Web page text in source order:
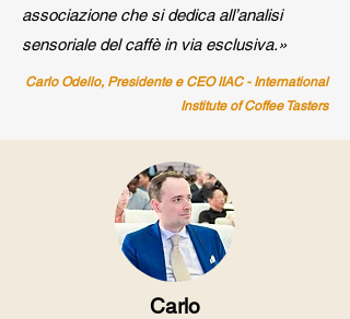
associazione che si dedica all’analisi
sensoriale del caffè in via esclusiva.»
Carlo Odello, Presidente e CEO IIAC - International
Institute of Coffee Tasters
Carlo